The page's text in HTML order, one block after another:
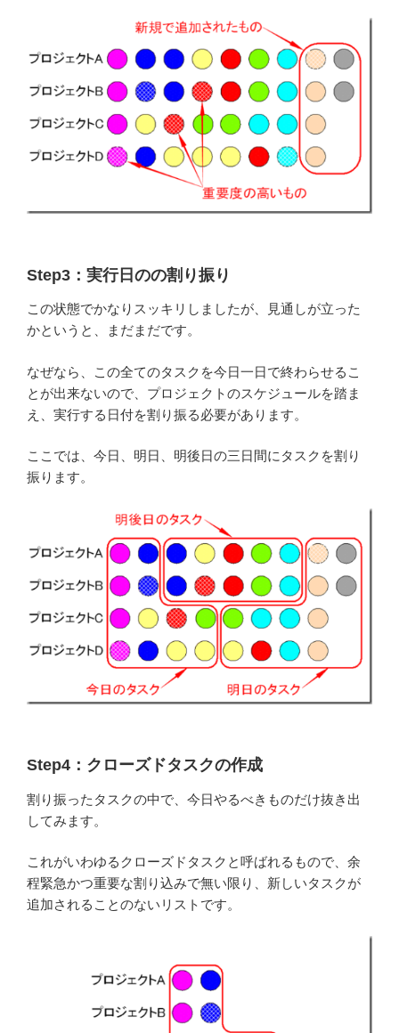
Step3：実行日のの割り振り
この状態でかなりスッキリしましたが、見通しが立った
かというと、まだまだです。
なぜなら、この全てのタスクを今日一日で終わらせるこ
とが出来ないので、プロジェクトのスケジュールを踏ま
え、実行する日付を割り振る必要があります。
ここでは、今日、明日、明後日の三日間にタスクを割り
振ります。
Step4：クローズドタスクの作成
割り振ったタスクの中で、今日やるべきものだけ抜き出
してみます。
これがいわゆるクローズドタスクと呼ばれるもので、余
程緊急かつ重要な割り込みで無い限り、新しいタスクが
追加されることのないリストです。